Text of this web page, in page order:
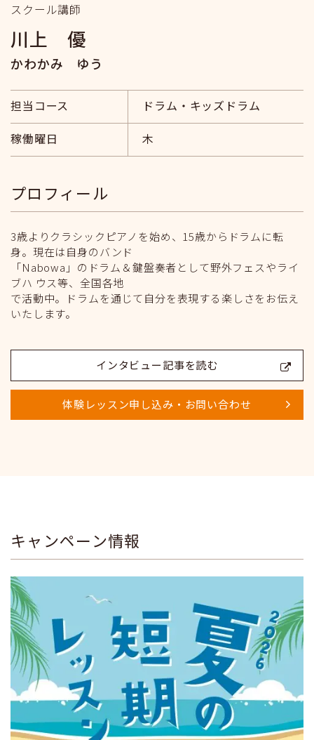
スクール講師
川上 優
かわかみ ゆう
担当コース
ドラム・キッズドラム
稼働曜日
木
プロフィール
3歳よりクラシックピアノを始め、15歳からドラムに転
身。現在は自身のバンド
「Nabowa」のドラム＆鍵盤奏者として野外フェスやライ
ブハ ウス等、全国各地
で活動中。ドラムを通じて自分を表現する楽しさをお伝え
いたします。
インタビュー記事を読む
体験レッスン申し込み・お問い合わせ
キャンペーン情報